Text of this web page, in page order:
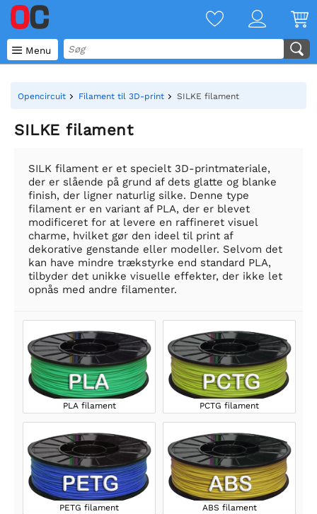
 Menu
Opencircuit Filament til 3D-print SILKE filament
SILKE filament
SILK filament er et specielt 3D-printmateriale,
der er slående på grund af dets glatte og blanke
finish, der ligner naturlig silke. Denne type
filament er en variant af PLA, der er blevet
modificeret for at levere en raffineret visuel
charme, hvilket gør den ideel til print af
dekorative genstande eller modeller. Selvom det
kan have mindre trækstyrke end standard PLA,
tilbyder det unikke visuelle effekter, der ikke let
opnås med andre filamenter.
PLA filament PCTG filament
PETG filament ABS filament